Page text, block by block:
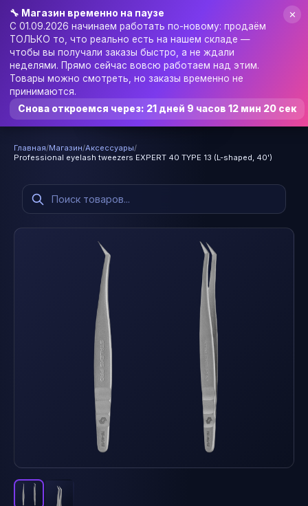
Услуги Цены Отзывы 🎁 Подарочная карта
🛍️ Магазин 📰 Блог RU▼ Войти
Записаться онлайн
Главная/Магазин/Аксессуары/
Professional eyelash tweezers EXPERT 40 TYPE 13 (L-shaped, 40')
🔧 Магазин временно на паузе
С 01.09.2026 начинаем работать по-новому: продаём
ТОЛЬКО то, что реально есть на нашем складе —
чтобы вы получали заказы быстро, а не ждали
неделями. Прямо сейчас вовсю работаем над этим.
Товары можно смотреть, но заказы временно не
принимаются.
Снова откроемся через: 21 дней 9 часов 12 мин 20 сек
✕